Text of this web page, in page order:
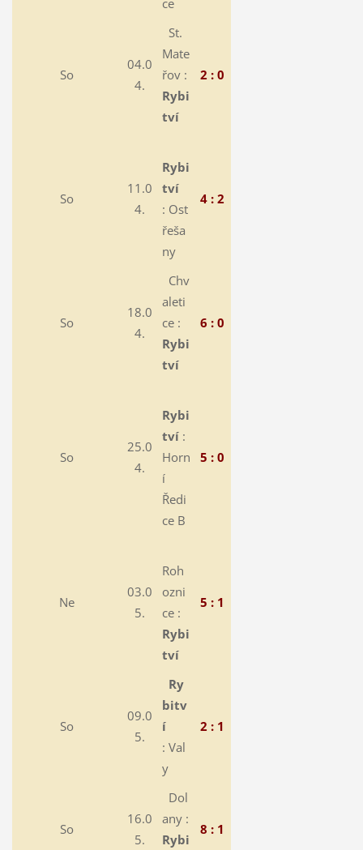
ce
So
04.0
4.
St.
Mate
řov :
Rybi
tví
2 : 0
So
11.0
4.
Rybi
tví
: Ost
řeša
ny
4 : 2
So
18.0
4.
Chv
aleti
ce :
Rybi
tví
6 : 0
So
25.0
4.
Rybi
tví :
Horn
í
Ředi
ce B
5 : 0
Ne
03.0
5.
Roh
ozni
ce :
Rybi
tví
5 : 1
So
09.0
5.
Ry
bitv
í
: Val
y
2 : 1
So
16.0
5.
Dol
any :
Rybi
8 : 1